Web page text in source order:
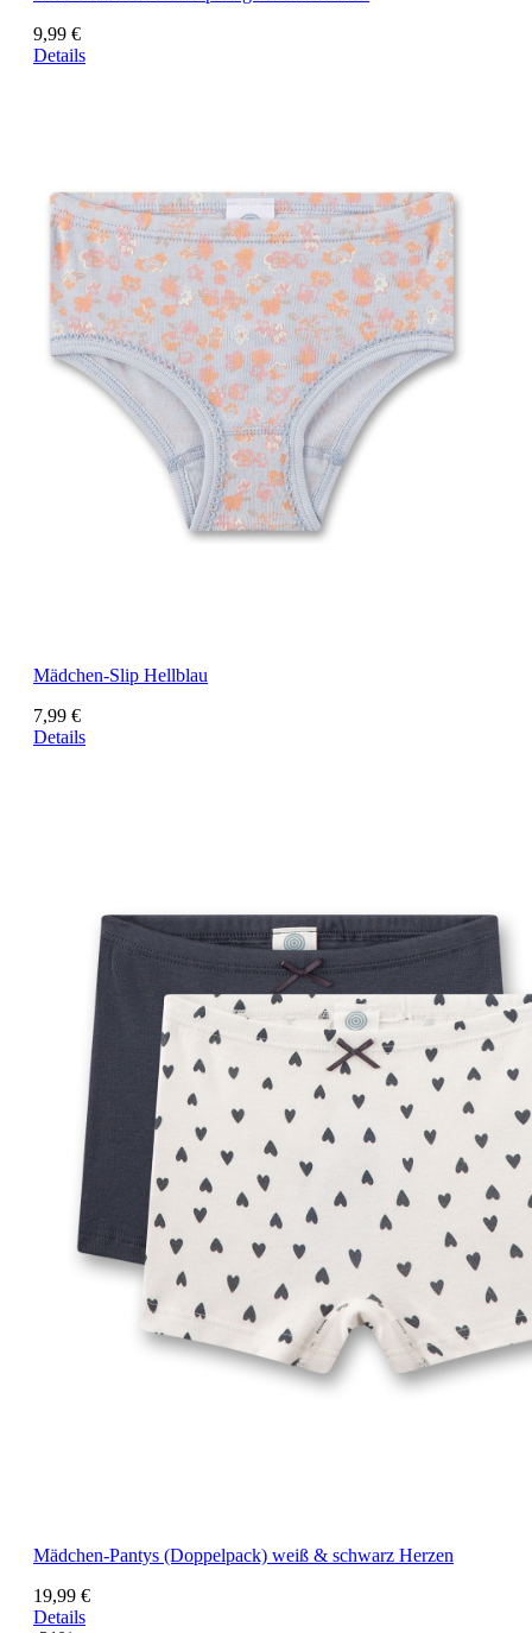
9,99 €
Details
Mädchen-Slip Hellblau
7,99 €
Details
Mädchen-Pantys (Doppelpack) weiß & schwarz Herzen
19,99 €
Details